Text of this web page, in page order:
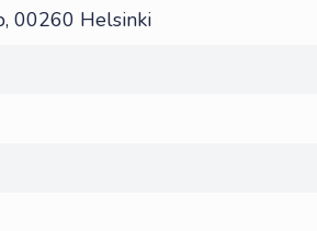
00260 Helsinki